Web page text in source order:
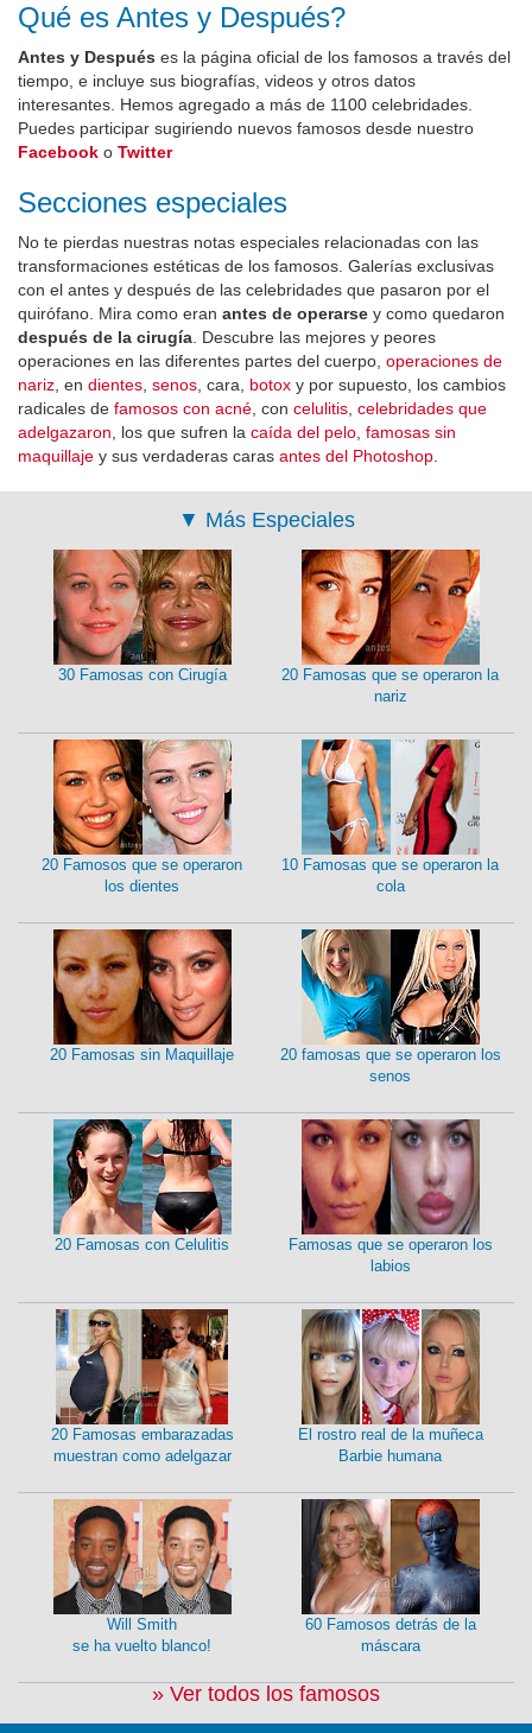
Qué es Antes y Después?
Antes y Después es la página oficial de los famosos a través del
tiempo, e incluye sus biografías, videos y otros datos
interesantes. Hemos agregado a más de 1100 celebridades.
Puedes participar sugiriendo nuevos famosos desde nuestro
Facebook o Twitter
Secciones especiales
No te pierdas nuestras notas especiales relacionadas con las
transformaciones estéticas de los famosos. Galerías exclusivas
con el antes y después de las celebridades que pasaron por el
quirófano. Mira como eran antes de operarse y como quedaron
después de la cirugía . Descubre las mejores y peores
operaciones en las diferentes partes del cuerpo, operaciones de
nariz , en dientes senos , cara, botox y por supuesto, los cambios
radicales de famosos con acné , con celulitis celebridades que
adelgazaron , los que sufren la caída del pelo famosas sin
maquillaje y sus verdaderas caras antes del Photoshop
▼ Más Especiales
30 Famosas con Cirugía
20 Famosas que se operaron la
nariz
20 Famosos que se operaron
los dientes
10 Famosas que se operaron la
cola
20 Famosas sin Maquillaje
20 famosas que se operaron los
senos
20 Famosas con Celulitis
Famosas que se operaron los
labios
20 Famosas embarazadas
muestran como adelgazar
El rostro real de la muñeca
Barbie humana
Will Smith
se ha vuelto blanco!
60 Famosos detrás de la
máscara
» Ver todos los famosos